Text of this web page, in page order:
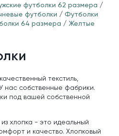
футболки 62 размера /
футболки / Футболки
64 размера / Желтые
текстиль,
нас собственные фабрики.
под вашей собственной
хлопка - это идеальный
и качество. Хлопковый